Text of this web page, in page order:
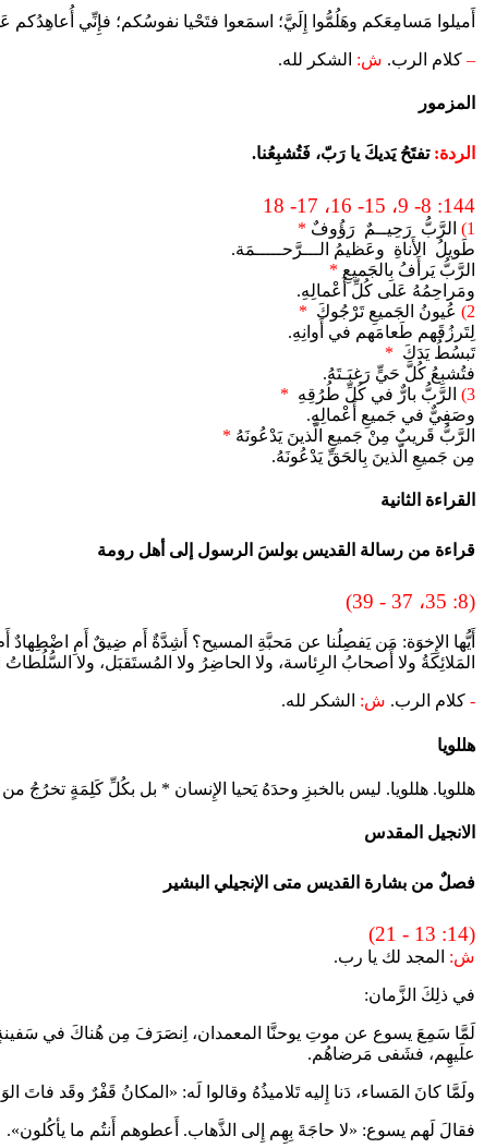
أَميلوا مَسامِعَكم وهَلُمُّوا إِلَيَّ؛ اسمَعوا فتَحْيا نفوسُكم؛ فإِنِّي أُعاهِدُكم
– كلام الرب. ش: الشكر لله.
المزمور
الردة:تفتَحُ يَديكَ يا رَبّ، فَتُشبِعُنا.
144: 8- 9، 15- 16، 17- 18
1) الرَّبُّ رَحِيــمٌ رَؤُوفٌ *
طَويلُ الأَناةِ وعَظيمُ الـــرَّحـــــمَة.
الرَّبُّ يَرأَفُ بِالجَميعِ *
ومَراحِمُهُ عَلى كُلِّ أَعْمالِهِ.
2)
عُيونُ الجَميعِ تَرْجُوكَ *
لِتَرزُقَهم طَعامَهم في أَوانِهِ.
تَبسُطُ يَدَكَ *
فتُشبِعُ كُلَّ حَيٍّ رَغبَـتَهُ.
3)
الرَّبُّ بارٌّ في كُلِّ طُرُقِهِ *
وصَفِيٌّ في جَميعِ أَعْمالِهِ.
الرَّبُّ قَريبٌ مِنْ جَميعِ الَّذينَ يَدْعُونَهُ *
مِن جَميعِ الَّذينَ بِالحَقِّ يَدْعُونَهُ.
القراءة الثانية
قراءة من رسالة القديس بولسَ الرسول إلى أهل رومة
(8: 35، 37 - 39)
أَيُّها الإِخوَة: مَن يَفصِلُنا عن مَحبَّةِ المسيح؟ أَشِدَّةٌ أَم ضِيقٌ أَمِ اضْطِهادٌ
المَلائِكَةُ ولا أَصحابُ الرِئاسة، ولا الحاضِرُ ولا المُستَقبَل، ولا
- كلام الرب. ش: الشكر لله.
هللويا
هللويا. هللويا. ليس بالخبزِ وحدَهُ يَحيا الإِنسان * بل بكُلِّ كَلِمَةٍ تخرُجُ من
الانجيل المقدس
فصلٌ من بشارة القديس متى الإنجيلي البشير
(14: 13 - 21)
ش: المجد لك يا رب.
في ذلِكَ الزَّمان:
لَمَّا سَمِعَ يسوع عن موتِ يوحنَّا المعمدان، اِنصَرَفَ مِن هُناكَ في سَفينةٍ
علَيهِم، فشَفى مَرضاهُم.
ولَمَّا كانَ المَساء، دَنا إِليه تَلاميذُهُ وقالوا لَه: «المكانُ قَفْرٌ وقَد
فقالَ لَهم يسوع: «لا حاجَةَ بِهِم إِلى الذَّهاب. أَعطوهم أَنتُم ما يأكُلون».